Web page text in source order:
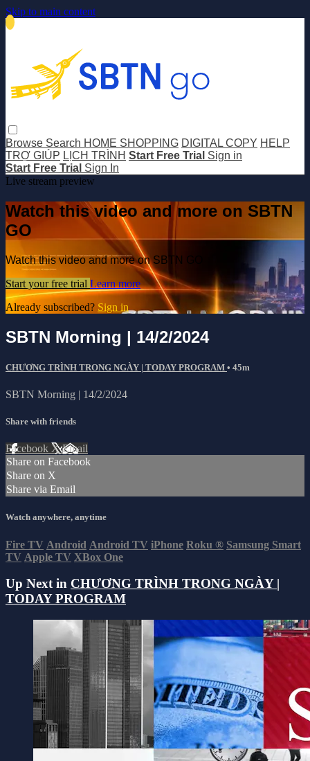
Skip to main content
Browse Search HOME SHOPPING DIGITAL COPY HELP
TRỢ GIÚP LỊCH TRÌNH Start Free Trial Sign in
Start Free Trial Sign In
Live stream preview
Watch this video and more on SBTN
GO
Watch this video and more on SBTN GO
Start your free trial Learn more
Already subscribed? Sign in
SBTN Morning | 14/2/2024
CHƯƠNG TRÌNH TRONG NGÀY | TODAY PROGRAM • 45m
SBTN Morning | 14/2/2024
Share with friends
Facebook XEmail
Share on Facebook
Share on X
Share via Email
Watch anywhere, anytime
Fire TV Android Android TV iPhone Roku ® Samsung Smart
TV Apple TV XBox One
Up Next in CHƯƠNG TRÌNH TRONG NGÀY |
TODAY PROGRAM